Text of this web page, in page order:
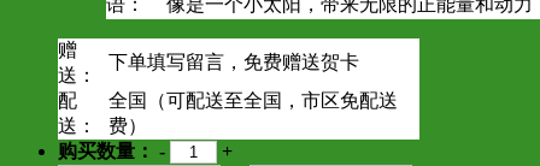
赠
送：
下单填写留言，免费赠送贺卡
配
送：
全国（可配送至全国，市区免配送
费）
购买数量： - +